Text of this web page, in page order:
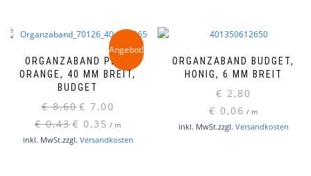
ORGANZABAND PLUS
ORANGE, 40 MM BREIT,
BUDGET
Angebot!
€8,60 Ursprünglicher
Preis
€ 7,00
€0,43€ 0,35 / m
inkl. MwSt.zzgl. Versandkosten
ORGANZABAND BUDGET,
HONIG, 6 MM BREIT
€ 2,80
€ 0,06 / m
inkl. MwSt.zzgl. Versandkosten